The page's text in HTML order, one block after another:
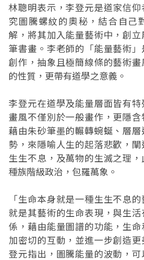
林聰明表示，李登元是道家信
究圖騰螺紋的奧秘，結合自己
解，將其加入能量藝術中，創
筆書畫。李老師的「能量藝術
創作，抽象且極簡線條的藝術
的性質，更帶有道學之意義。
李登元在道學及能量層面皆有
畫風不僅別於一般畫作，更隱
藉由朱砂筆墨的輾轉蜿蜒、層
勢，來隱喻人生的起落悲歡，闡
生生不息，及萬物的生滅之理
種族階級政治，包羅萬象。
「生命本身就是一種生生不息
就是其藝術的生命表現，與生
係，藉由能量圖譜的功能，生
加密切的互動，並進一步創造
登元指出，圖騰能量的波動，